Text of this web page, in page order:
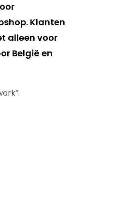
Klanten
alleen voor
België en